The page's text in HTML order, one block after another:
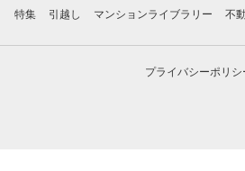
特集 引越し マンションライブラリー 不
プライバシーポリシ